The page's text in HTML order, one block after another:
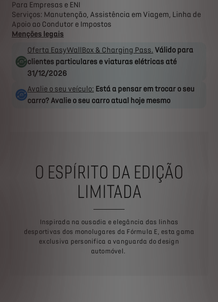
Para Empresas e ENI
Serviços: Manutenção, Assistência em Viagem, Linha de
Apoio ao Condutor e Impostos
Menções legais
Oferta EasyWallBox & Charging Pass. Válido para
clientes particulares e viaturas elétricas até
31/12/2026
Avalie o seu veículo: Está a pensar em trocar o seu
carro? Avalie o seu carro atual hoje mesmo
O ESPÍRITO DA EDIÇÃO
LIMITADA
Inspirada na ousadia e elegância das linhas
desportivas dos monolugares da Fórmula E, esta gama
exclusiva personifica a vanguarda do design
automóvel.